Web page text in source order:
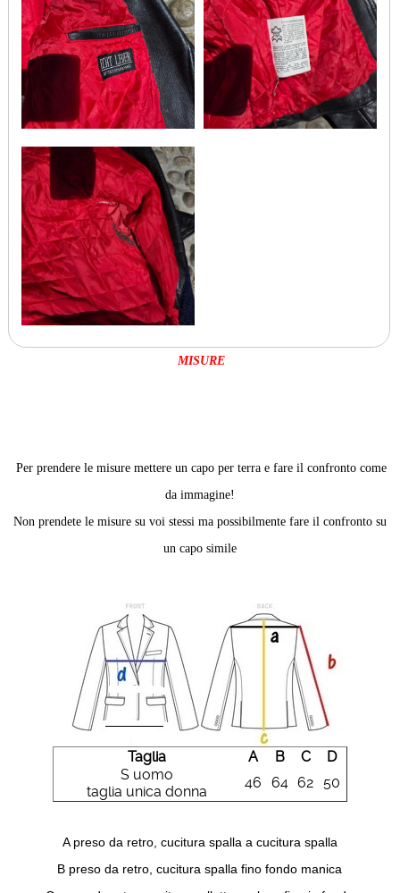
MISURE
Per prendere le misure mettere un capo per terra e fare il confronto come
da immagine!
Non prendete le misure su voi stessi ma possibilmente fare il confronto su
un capo simile
Taglia A B C
D
S uomo
taglia unica donna
46 64 62 50
A preso da retro, cucitura spalla a cucitura spalla
B preso da retro, cucitura spalla fino fondo manica